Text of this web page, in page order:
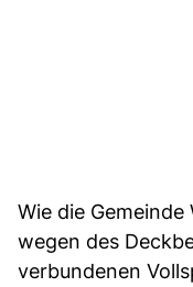
Wie die
wegen des
verbundenen